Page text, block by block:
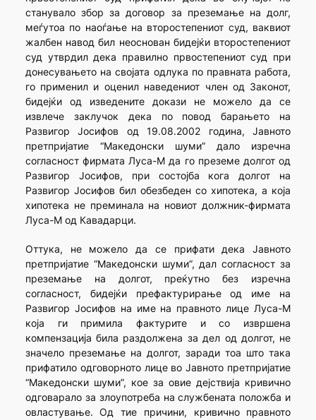
станувало збор за договор за преземање на долг,
меѓутоа по наоѓање на второстепениот суд, ваквиот
жалбен навод бил неоснован бидејќи второстепениот
суд утврдил дека правилно првостепениот суд при
донесувањето на својата одлука по правната работа,
го применил и оценил наведениот член од Законот,
бидејќи од изведените докази не можело да се
извлече заклучок дека по повод барањето на
Развигор Јосифов од 19.08.2002 година, Јавното
претпријатие “Македонски шуми” дало изречна
согласност фирмата Луса-М да го преземе долгот од
Развигор Јосифов, при состојба кога долгот на
Развигор Јосифов бил обезбеден со хипотека, а која
хипотека не преминала на новиот должник-фирмата
Луса-М од Кавадарци.
Оттука, не можело да се прифати дека Јавното
претпријатие “Македонски шуми”, дал согласност за
преземање на долгот, преќутно без изречна
согласност, бидејќи префактурирање од име на
Развигор Јосифов на име на правното лице Луса-М
која ги примила фактурите и со извршена
компензација била раздолжена за дел од долгот, не
значело преземање на долгот, заради тоа што така
прифатило одговорното лице во Јавното претпријатие
“Македонски шуми”, кое за овие дејствија кривично
одговарало за злоупотреба на службената положба и
овластување. Од тие причини, кривично правното